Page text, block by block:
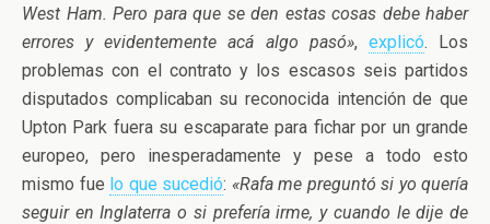
West Ham. Pero para que se den estas cosas debe haber
errores y evidentemente acá algo pasó», explicó. Los
problemas con el contrato y los escasos seis partidos
disputados complicaban su reconocida intención de que
Upton Park fuera su escaparate para fichar por un grande
europeo, pero inesperadamente y pese a todo esto
mismo fue lo que sucedió: «Rafa me preguntó si yo quería
seguir en Inglaterra o si prefería irme, y cuando le dije de